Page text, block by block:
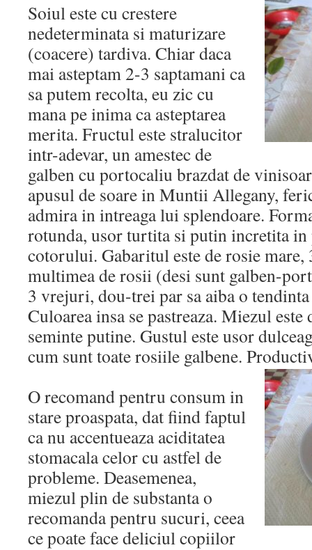
Soiul este cu crestere
nedeterminata si maturizare
(coacere) tardiva. Chiar daca
mai asteptam 2-3 saptamani ca
sa putem recolta, eu zic cu
mana pe inima ca asteptarea
merita. Fructul este stralucitor
intr-adevar, un amestec de
galben cu portocaliu brazdat de
apusul de soare in Muntii Allegany,
admira in intreaga lui splendoare.
rotunda, usor turtita si putin incretita in
cotorului. Gabaritul este de rosie
multimea de rosii (desi sunt galben-
3 vrejuri, dou-trei par sa aiba o
Culoarea insa se pastreaza. Miezul este
seminte putine. Gustul este usor
cum sunt toate rosiile galbene.
O recomand pentru consum in
stare proaspata, dat fiind faptul
ca nu accentueaza aciditatea
stomacala celor cu astfel de
probleme. Deasemenea,
miezul plin de substanta o
recomanda pentru sucuri, ceea
ce poate face deliciul copiilor